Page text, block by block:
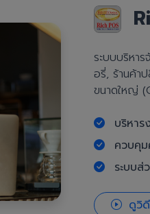
ระบบบริหาร
อรี่, ร้านค้า
ขนาดใหญ่
บริหาร
ควบคุ
ระบบส่
ดูวิ